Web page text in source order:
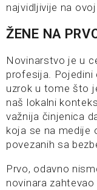
najvidljivije na
ŽENE NA
Novinarstvo je u
profesija. Pojedini
uzrok u tome što
naš lokalni
važnija činjenica
koja se na medije
povezanih sa
Prvo, odavno
novinara